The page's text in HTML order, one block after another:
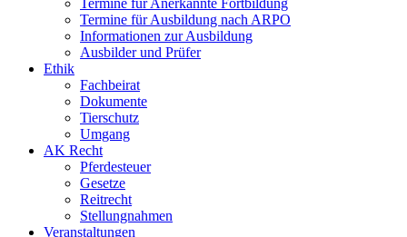
Termine für Anerkannte Fortbildung
Termine für Ausbildung nach ARPO
Informationen zur Ausbildung
Ausbilder und Prüfer
Ethik
Fachbeirat
Dokumente
Tierschutz
Umgang
AK Recht
Pferdesteuer
Gesetze
Reitrecht
Stellungnahmen
Veranstaltungen